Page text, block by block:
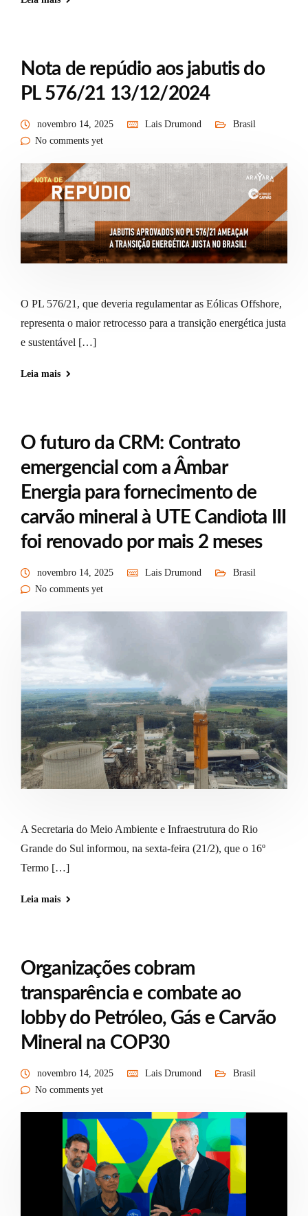
Nota de repúdio aos jabutis do
PL 576/21 13/12/2024
novembro 14, 2025 Lais Drumond
Brasil
No comments yet
O PL 576/21, que deveria regulamentar as Eólicas Offshore,
representa o maior retrocesso para a transição energética justa
e sustentável […]
Leia mais
O futuro da CRM: Contrato
emergencial com a Âmbar
Energia para fornecimento de
carvão mineral à UTE Candiota III
foi renovado por mais 2 meses
novembro 14, 2025 Lais Drumond
Brasil
No comments yet
A Secretaria do Meio Ambiente e Infraestrutura do Rio
Grande do Sul informou, na sexta-feira (21/2), que o 16º
Termo […]
Leia mais
Organizações cobram
transparência e combate ao
lobby do Petróleo, Gás e Carvão
Mineral na COP30
novembro 14, 2025 Lais Drumond
Brasil
No comments yet